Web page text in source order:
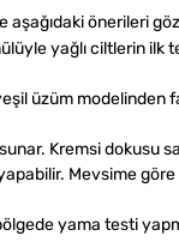
önerileri
yağlı ciltlerin
üzüm
Kremsi dokusu
Mevsime göre
yama testi